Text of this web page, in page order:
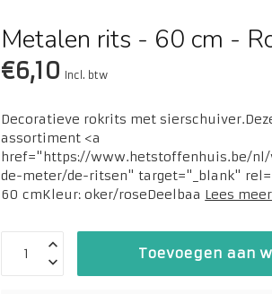
Metalen rits - 60 cm -
€6,10 Incl. btw
Decoratieve rokrits met
assortiment <a
href="https://www.hetstoffenhuis.be/
de-meter/de-ritsen" target="_blank"
60 cmKleur: oker/roseDeelbaa Lees meer
Toevoegen aan